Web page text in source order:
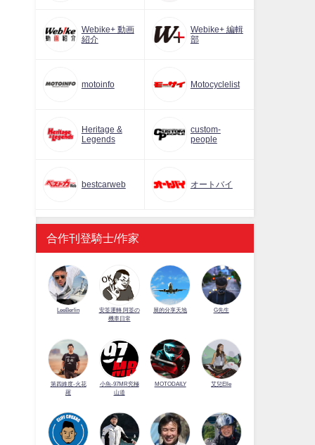
Webike+ 動画
紹介
Webike+ 編輯
部
motoinfo Motocyclelist
Heritage &
Legends
custom-
people
bestcarweb オートバイ
合作刊登騎士/作家
LeeBerlin
安筌運轉 阿筌の
機車日常
展的分享天地 G先生
第四維度-火花
羅
小魚-97MR究極
山道
MOTODAILY 艾兒Elle